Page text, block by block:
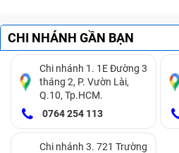
CHI NHÁNH GẦN BẠN
Chi nhánh 1. 1E Đường 3
tháng 2, P. Vườn Lài,
Q.10, Tp.HCM.
0764 254 113
Chi nhánh 3. 721 Trường